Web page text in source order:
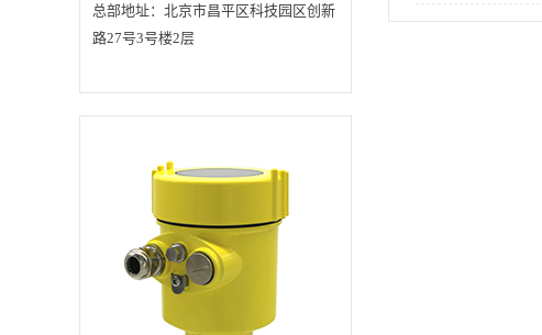
一下机壳正常，再击
器或有足够的备件。
将一个好的备品与毛
法所谓的排除法是经
板、器材来判断毛病
因素的办法。当拔除
某一插件板或器材后
外表康复正常，就阐
明毛病发作在那
里。 5、升降温法有
时外表作业较长时
刻，或在夏日作业环
总部地址：北京市昌平区科技园区创新
路27号3号楼2层